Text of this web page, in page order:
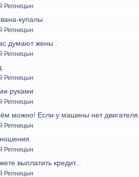
Репницын
купалы.
Репницын
думают жены .
Репницын
Репницын
руками
Репницын
можно! Если у машины нет
Репницын
Репницын
выплатить кредит...
Репницын